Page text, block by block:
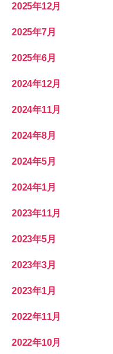
2025年12月
2025年7月
2025年6月
2024年12月
2024年11月
2024年8月
2024年5月
2024年1月
2023年11月
2023年5月
2023年3月
2023年1月
2022年11月
2022年10月